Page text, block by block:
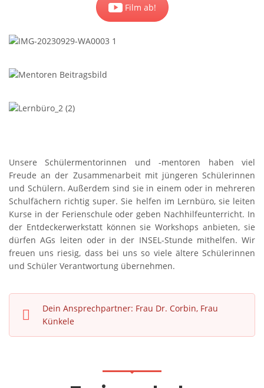
Film ab!
Unsere Schülermentorinnen und -mentoren haben viel
Freude an der Zusammenarbeit mit jüngeren Schülerinnen
und Schülern. Außerdem sind sie in einem oder in mehreren
Schulfächern richtig super. Sie helfen im Lernbüro, sie leiten
Kurse in der Ferienschule oder geben Nachhilfeunterricht. In
der Entdeckerwerkstatt können sie Workshops anbieten, sie
dürfen AGs leiten oder in der INSEL-Stunde mithelfen. Wir
freuen uns riesig, dass bei uns so viele ältere Schülerinnen
und Schüler Verantwortung übernehmen.
Dein Ansprechpartner: Frau Dr. Corbin, Frau
Künkele